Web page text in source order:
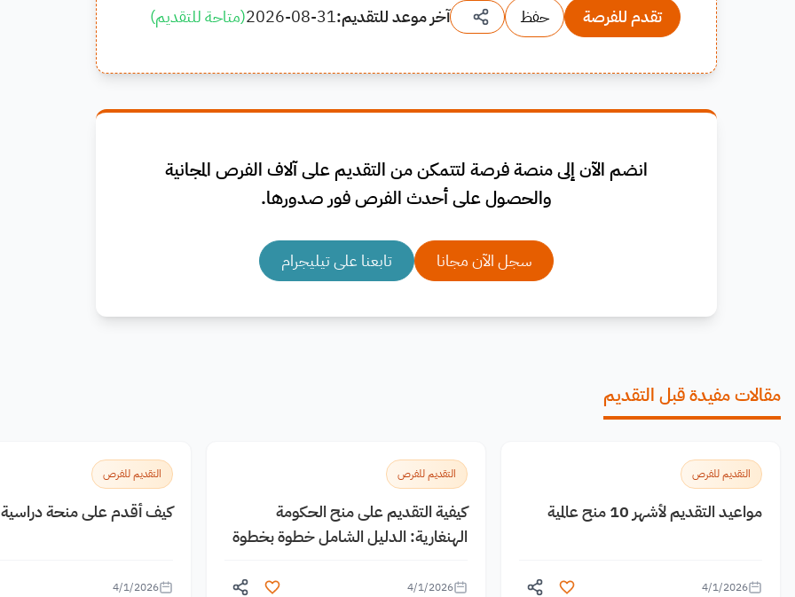
تقدم للفرصة حفظ آخر موعد للتقديم:2026-08-31
(متاحة للتقديم)
انضم الآن إلى منصة فرصة لتتمكن من التقديم على آلاف الفرص المجانية
والحصول على أحدث الفرص فور صدورها.
سجل الآن مجانا تابعنا على تيليجرام
مقالات مفيدة قبل التقديم
التقديم للفرص
مواعيد التقديم لأشهر 10 منح عالمية
4/1/2026
التقديم للفرص
كيفية التقديم على منح الحكومة
الهنغارية: الدليل الشامل خطوة بخطوة
4/1/2026
التقديم للفرص
كيف أقدم على منحة دراسية
4/1/2026